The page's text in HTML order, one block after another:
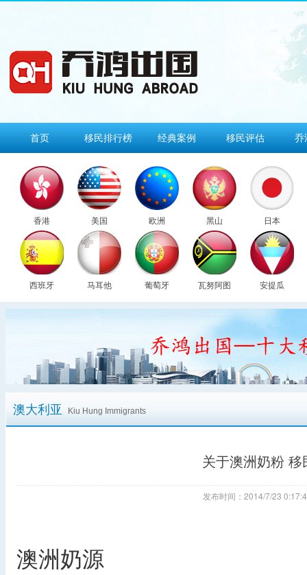
首页 移民排行榜 经典案例 移民评估 乔
香港 美国 欧洲 黑山 日本
西班牙 马耳他 葡萄牙 瓦努阿图 安提瓜
澳大利亚 Kiu Hung Immigrants
关于澳洲奶粉
发布时间：2014/7/23
澳洲奶源